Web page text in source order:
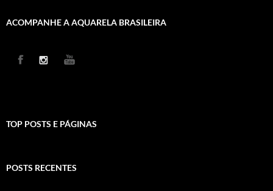
ACOMPANHE A AQUARELA BRASILEIRA
TOP POSTS E PÁGINAS
POSTS RECENTES